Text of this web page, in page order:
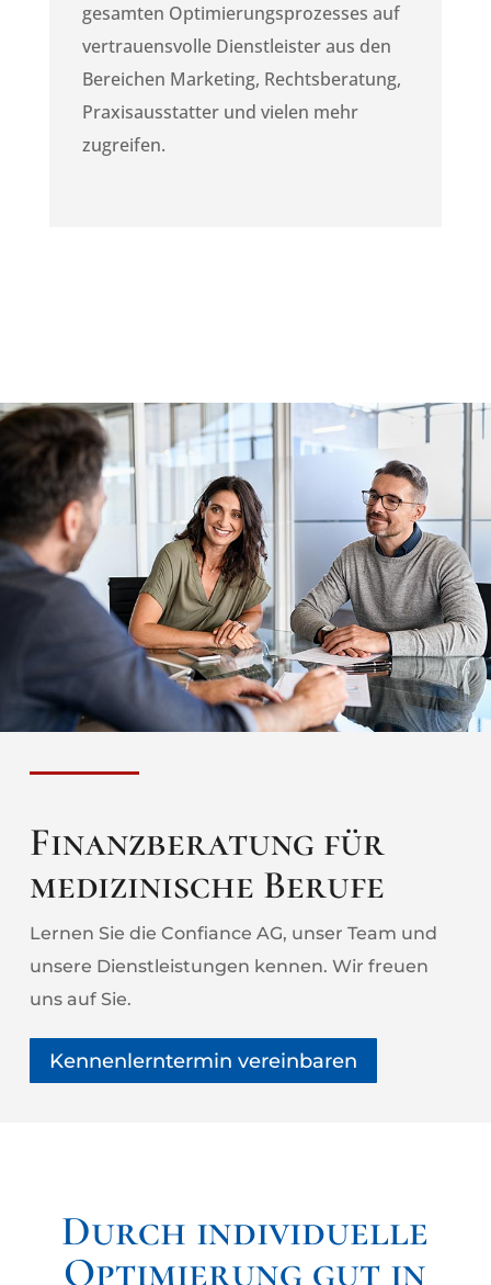
gesamten Optimierungsprozesses auf
vertrauensvolle Dienstleister aus den
Bereichen Marketing, Rechtsberatung,
Praxisausstatter und vielen mehr
zugreifen.
Finanzberatung für
medizinische Berufe
Lernen Sie die Confiance AG, unser Team und
unsere Dienstleistungen kennen. Wir freuen
uns auf Sie.
Kennenlerntermin vereinbaren
Durch individuelle
Optimierung gut in